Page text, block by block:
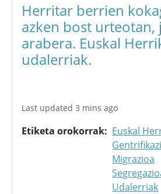
Herritar berrien
azken bost
arabera. Euskal
udalerriak.
Last updated 3 mins ago
Etiketa orokorrak
Euskal
Migrazioa
Udalerriak